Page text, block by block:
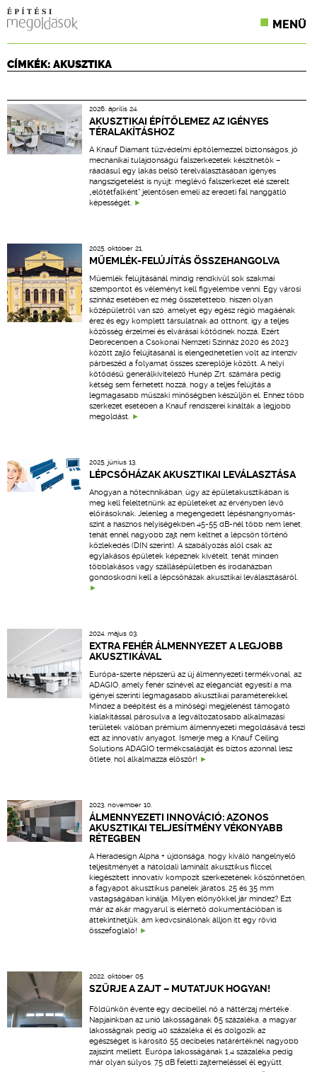
MENÜ
CPR TERMÉKKIÍRÁS
ÉPÍTÉSI JOG
ONLINE KÉPZÉSEK
TERVEZÉSI SEGÉDLETEK
CÍMKÉK: AKUSZTIKA
2026. április 24.
AKUSZTIKAI ÉPÍTŐLEMEZ AZ IGÉNYES
TÉRALAKÍTÁSHOZ
A Knauf Diamant tűzvédelmi építőlemezzel biztonságos, jó
mechanikai tulajdonságú falszerkezetek készíthetők –
ráadásul egy lakás belső térelválasztásában igényes
hangszigetelést is nyújt: meglévő falszerkezet elé szerelt
„előtétfalként” jelentősen emeli az eredeti fal hanggátló
képességét.
2025. október 21.
MŰEMLÉK-FELÚJÍTÁS ÖSSZEHANGOLVA
Műemlék felújításánál mindig rendkívül sok szakmai
szempontot és véleményt kell figyelembe venni. Egy városi
színház esetében ez még összetettebb, hiszen olyan
középületről van szó, amelyet egy egész régió magáénak
érez és egy komplett társulatnak ad otthont, így a teljes
közösség érzelmei és elvárásai kötődnek hozzá. Ezért
Debrecenben a Csokonai Nemzeti Színház 2020 és 2023
között zajló felújításánál is elengedhetetlen volt az intenzív
párbeszéd a folyamat összes szereplője között. A helyi
kötődésű generálkivitelező Hunép Zrt. számára pedig
kétség sem férhetett hozzá, hogy a teljes felújítás a
legmagasabb műszaki minőségben készüljön el. Ehhez több
szerkezet esetében a Knauf rendszerei kínálták a legjobb
megoldást.
2025. június 13.
LÉPCSŐHÁZAK AKUSZTIKAI LEVÁLASZTÁSA
Ahogyan a hőtechnikában, úgy az épületakusztikában is
meg kell feleltetnünk az épületeket az érvényben lévő
előírásoknak. Jelenleg a megengedett lépéshangnyomás-
szint a hasznos helyiségekben 45-55 dB-nél több nem lehet,
tehát ennél nagyobb zajt nem kelthet a lépcsőn történő
közlekedés (DIN szerint). A szabályozás alól csak az
egylakásos épületek képeznek kivételt, tehát minden
többlakásos vagy szállásépületben és irodaházban
gondoskodni kell a lépcsőházak akusztikai leválasztásáról.
2024. május 03.
EXTRA FEHÉR ÁLMENNYEZET A LEGJOBB
AKUSZTIKÁVAL
Európa-szerte népszerű az új álmennyezeti termékvonal, az
ADAGIO, amely fehér színével az eleganciát egyesíti a ma
igényei szerinti legmagasabb akusztikai paraméterekkel.
Mindez a beépítést és a minőségi megjelenést támogató
kialakítással párosulva a legváltozatosabb alkalmazási
területek valóban prémium álmennyezeti megoldásává teszi
ezt az innovatív anyagot. Ismerje meg a Knauf Ceiling
Solutions ADAGIO termékcsaládját és biztos azonnal lesz
ötlete, hol alkalmazza először!
2023. november 10.
ÁLMENNYEZETI INNOVÁCIÓ: AZONOS
AKUSZTIKAI TELJESÍTMÉNY VÉKONYABB
RÉTEGBEN
A Heradesign Alpha + újdonsága, hogy kiváló hangelnyelő
teljesítményét a hátoldali laminált akusztikus filccel
kiegészített innovatív kompozit szerkezetének köszönhetően,
a fagyapot akusztikus panelek járatos, 25 és 35 mm
vastagságában kínálja. Milyen előnyökkel jár mindez? Ezt
már az akár magyarul is elérhető dokumentációban is
áttekinthetjük, ám kedvcsinálónak álljon itt egy rövid
összefoglaló!
2022. október 05.
SZŰRJE A ZAJT – MUTATJUK HOGYAN!
Földünkön évente egy decibellel nő a háttérzaj mértéke*
Napjainkban az unió lakosságának 65 százaléka, a magyar
lakosságnak pedig 40 százaléka él és dolgozik az
egészséget is károsító 55 decibeles határértéknél nagyobb
zajszint mellett. Európa lakosságának 1,4 százaléka pedig
már olyan súlyos, 75 dB feletti zajterheléssel él együtt,